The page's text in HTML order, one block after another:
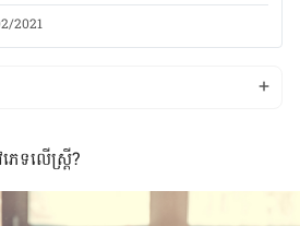
2021
េទ​លើស្ត្រី?